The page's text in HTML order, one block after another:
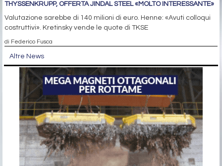
THYSSENKRUPP, OFFERTA JINDAL STEEL «MOLTO INTERESSANTE»
Valutazione sarebbe di 140 milioni di euro. Henne: «Avuti colloqui
costruttivi». Kretinsky vende le quote di TKSE
di Federico Fusca
Altre News